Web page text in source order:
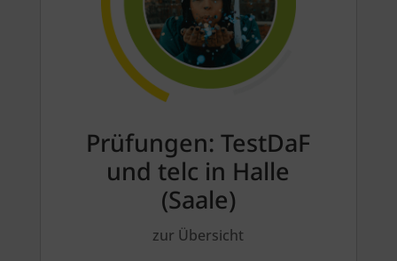
Prüfungen: TestDaF
und telc in Halle
(Saale)
zur Übersicht